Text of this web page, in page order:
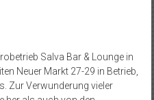
Salva Bar & Lounge in
Neuer Markt 27-29 in Betrieb,
Zur Verwunderung vieler